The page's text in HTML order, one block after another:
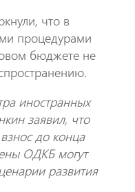
что в
процедурами
бюджете не
иностранных
заявил, что
до конца
ОДКБ могут
развития